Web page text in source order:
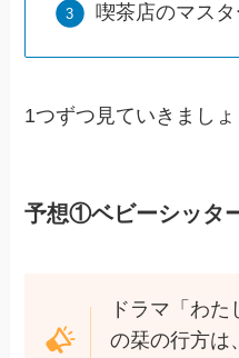
喫茶店のマス
1つずつ見ていきましょ
予想①ベビーシッタ
ドラマ「わた
の栞の行方は、